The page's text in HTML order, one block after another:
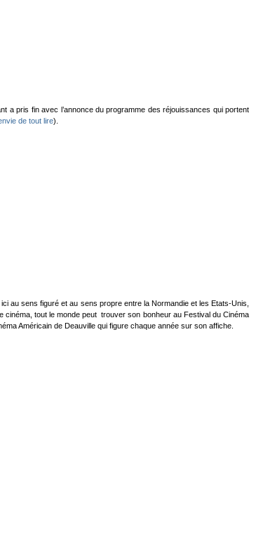
a pris fin avec l’annonce du programme des réjouissances qui portent
de tout lire).
au sens figuré et au sens propre entre la Normandie et les Etats-Unis,
cinéma, tout le monde peut trouver son bonheur au Festival du Cinéma
Américain de Deauville qui figure chaque année sur son affiche.